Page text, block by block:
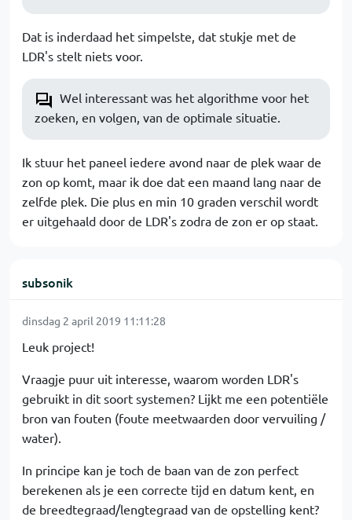
Dat is inderdaad het simpelste, dat stukje met de
LDR's stelt niets voor.
Wel interessant was het algorithme voor het
zoeken, en volgen, van de optimale situatie.
Ik stuur het paneel iedere avond naar de plek waar de
zon op komt, maar ik doe dat een maand lang naar de
zelfde plek. Die plus en min 10 graden verschil wordt
er uitgehaald door de LDR's zodra de zon er op staat.
subsonik
dinsdag 2 april 2019 11:11:28
Leuk project!
Vraagje puur uit interesse, waarom worden LDR's
gebruikt in dit soort systemen? Lijkt me een potentiële
bron van fouten (foute meetwaarden door vervuiling /
water).
In principe kan je toch de baan van de zon perfect
berekenen als je een correcte tijd en datum kent, en
de breedtegraad/lengtegraad van de opstelling kent?